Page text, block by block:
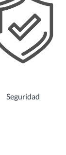
Seguridad